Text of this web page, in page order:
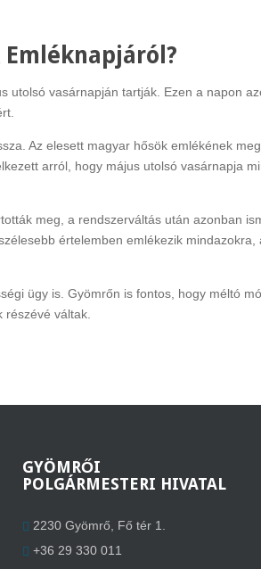
utolsó vasárnapján tartják. Ezen a napon
Az elesett magyar hősök emlékének
arról, hogy május utolsó vasárnapja
meg, a rendszerváltás után azonban
értelemben emlékezik
ügy is. Gyömrőn is fontos, hogy méltó
váltak.
GYÖMRŐI
POLGÁRMESTERI HIVATAL
2230 Gyömrő, Fő tér 1.
+36 29 330 011